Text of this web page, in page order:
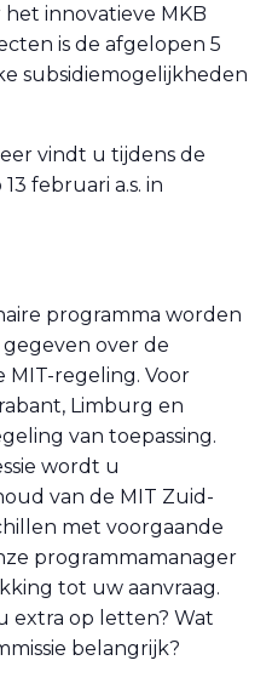
innovatieve MKB
is de afgelopen 5
subsidiemogelijkheden
vindt u tijdens de
februari a.s. in
programma worden
gegeven over de
MIT-regeling. Voor
Limburg en
van toepassing.
wordt u
van de MIT Zuid-
met voorgaande
programmamanager
tot uw aanvraag.
extra op letten? Wat
belangrijk?